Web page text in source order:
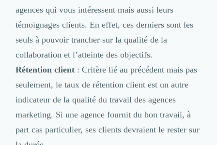
agences qui vous intéressent mais aussi leurs
témoignages clients. En effet, ces derniers sont les
seuls à pouvoir trancher sur la qualité de la
collaboration et l’atteinte des objectifs.
Rétention client: Critère lié au précédent mais pas
seulement, le taux de rétention client est un autre
indicateur de la qualité du travail des agences
marketing. Si une agence fournit du bon travail, à
part cas particulier, ses clients devraient le rester sur